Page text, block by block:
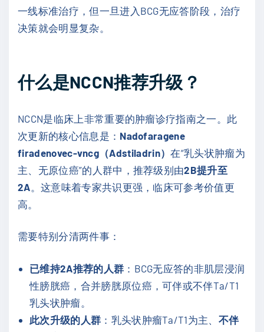
一线标准治疗，但一旦进入BCG无应答阶段，治疗
决策就会明显复杂。
什么是NCCN推荐升级？
NCCN是临床上非常重要的肿瘤诊疗指南之一。此
次更新的核心信息是： Nadofaragene
firadenovec-vncg（Adstiladrin）在“乳头状肿瘤为
主、无原位癌”的人群中，推荐级别由2B提升至
2A 。这意味着专家共识更强，临床可参考价值更
高。
需要特别分清两件事：
已维持2A推荐的人群 ：BCG无应答的非肌层浸润
性膀胱癌，合并膀胱原位癌，可伴或不伴Ta/T1
乳头状肿瘤。
此次升级的人群 ：乳头状肿瘤Ta/T1为主、 不伴